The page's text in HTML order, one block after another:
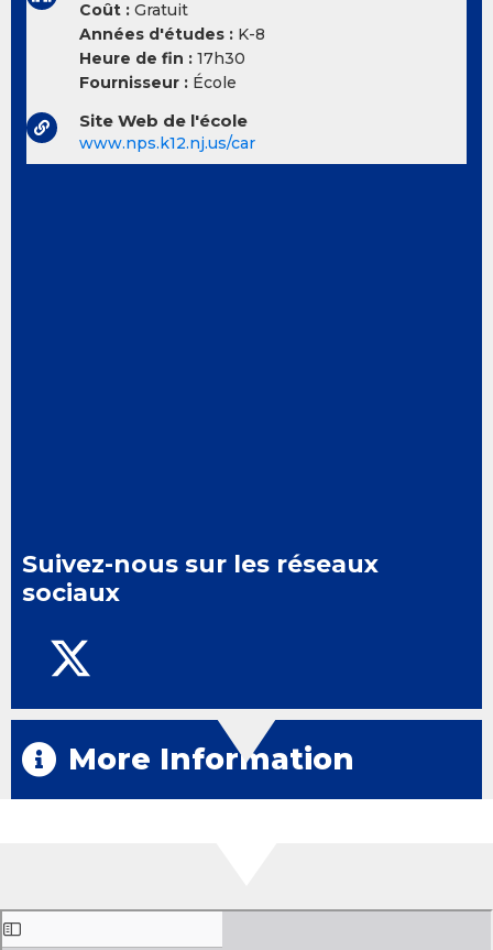
Coût : Gratuit
Années d'études : K-8
Heure de fin : 17h30
Fournisseur : École
Site Web de l'école
www.nps.k12.nj.us/car
Suivez-nous sur les réseaux
sociaux
More Information